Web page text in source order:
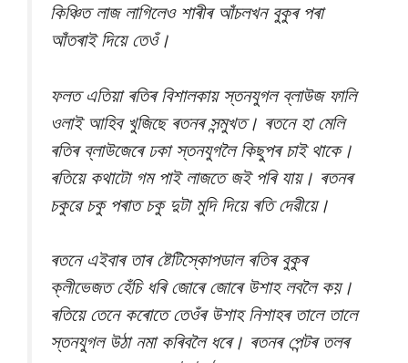
কিঞ্চিত লাজ লাগিলেও শাৰীৰ আঁচলখন বুকুৰ পৰা
আঁতৰাই দিয়ে তেওঁ।
ফলত এতিয়া ৰতিৰ বিশালকায় স্তনযুগল ব্লাউজ ফালি
ওলাই আহিব খুজিছে ৰতনৰ সন্মুখত। ৰতনে হা মেলি
ৰতিৰ ব্লাউজেৰে ঢকা স্তনযুগলৈ কিছুপৰ চাই থাকে।
ৰতিয়ে কথাটো গম পাই লাজতে জই পৰি যায়। ৰতনৰ
চকুৱে চকু পৰাত চকু দুটা মুদি দিয়ে ৰতি দেৱীয়ে।
ৰতনে এইবাৰ তাৰ ষ্টেটিস্কোপডাল ৰতিৰ বুকুৰ
ক্লীভেজত হেঁচি ধৰি জোৰে জোৰে উশাহ লবলৈ কয়।
ৰতিয়ে তেনে কৰোতে তেওঁৰ উশাহ নিশাহৰ তালে তালে
স্তনযুগল উঠা নমা কৰিবলৈ ধৰে। ৰতনৰ পেন্টৰ তলৰ